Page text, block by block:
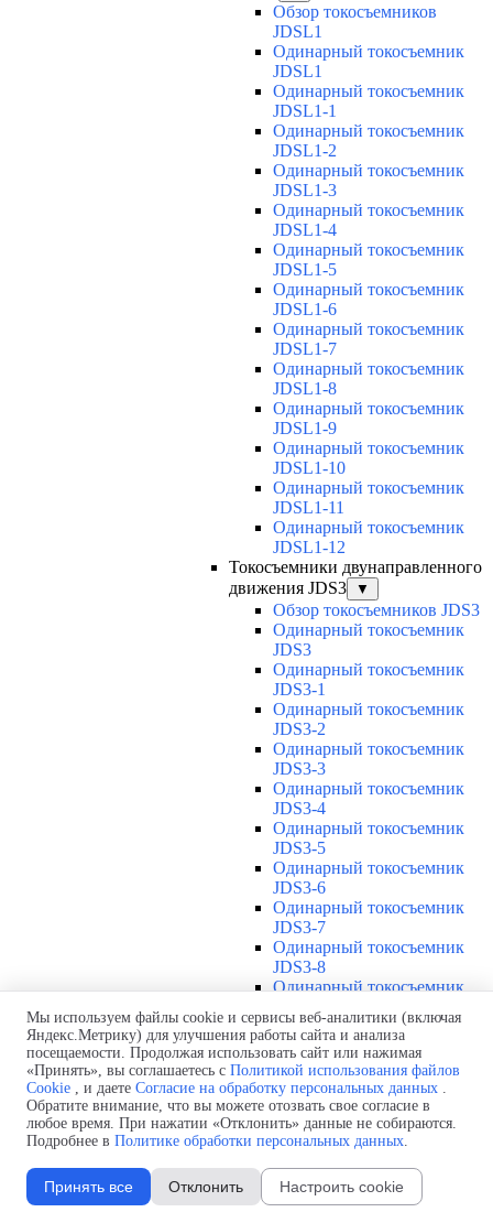
Обзор токосъемников
JDSL1
Одинарный токосъемник
JDSL1
Одинарный токосъемник
JDSL1-1
Одинарный токосъемник
JDSL1-2
Одинарный токосъемник
JDSL1-3
Одинарный токосъемник
JDSL1-4
Одинарный токосъемник
JDSL1-5
Одинарный токосъемник
JDSL1-6
Одинарный токосъемник
JDSL1-7
Одинарный токосъемник
JDSL1-8
Одинарный токосъемник
JDSL1-9
Одинарный токосъемник
JDSL1-10
Одинарный токосъемник
JDSL1-11
Одинарный токосъемник
JDSL1-12
Токосъемники двунаправленного
движения JDS3
▼
Обзор токосъемников JDS3
Одинарный токосъемник
JDS3
Одинарный токосъемник
JDS3-1
Одинарный токосъемник
JDS3-2
Одинарный токосъемник
JDS3-3
Одинарный токосъемник
JDS3-4
Одинарный токосъемник
JDS3-5
Одинарный токосъемник
JDS3-6
Одинарный токосъемник
JDS3-7
Одинарный токосъемник
JDS3-8
Одинарный токосъемник
Одинарный токосъемник
JDS3-10
Одинарный токосъемник
JDS3-11
Одинарный токосъемник
JDS3-12
Соединения U12 ▼
Защитная оболочка для
соединений U12
Стыковочное соединение U12
Мы используем файлы cookie и сервисы веб-аналитики (включая
Яндекс.Метрику) для улучшения работы сайта и анализа
посещаемости. Продолжая использовать сайт или нажимая
«Принять», вы соглашаетесь с Политикой использования файлов
Cookie , и даете Согласие на обработку персональных данных .
Обратите внимание, что вы можете отозвать свое согласие в
любое время. При нажатии «Отклонить» данные не собираются.
Подробнее в Политике обработки персональных данных.
Принять все Отклонить Настроить cookie